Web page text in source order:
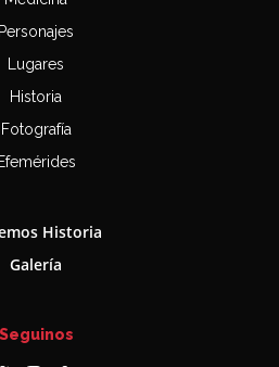
Personajes
Lugares
Historia
Fotografía
Efemérides
Historia
Galería
Seguinos